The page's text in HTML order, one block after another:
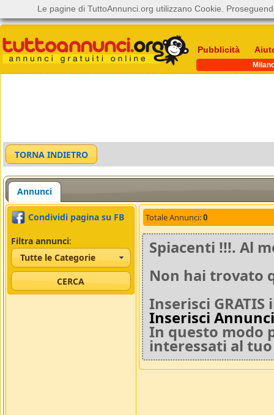
Pubblicità
Annunci
Condividi pagina su FB
Filtra annunci:
Tutte le Categorie
Totale Annunci:0
Spiacenti !!!. Al
Non hai trovato
Inserisci
Inserisci
In questo modo
interessati al
Le pagine di TuttoAnnunci.org utilizzano Cookie.